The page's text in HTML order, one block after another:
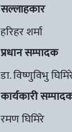
सल्लाहकार
हरिहर शर्मा
प्रधान सम्पादक
डा. विष्णुविभु
कार्यकारी
रमण घिमिरे